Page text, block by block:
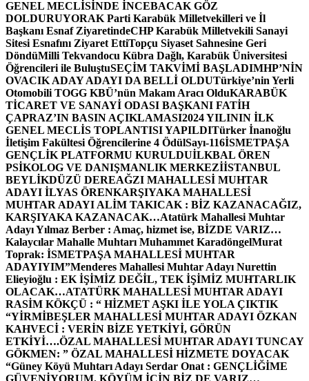
GENEL MECLİSİNDE İNCEBACAK GÖZ
DOLDURUYORAK Parti Karabük Milletvekilleri ve İl
Başkanı Esnaf ZiyaretindeCHP Karabük Milletvekili Sanayi
Sitesi Esnafını Ziyaret EttiTopçu Siyaset Sahnesine Geri
DöndüMilli Tekvandocu Kübra Dağlı, Karabük Üniversitesi
Öğrencileri ile BuluştuSEÇİM TAKVİMİ BAŞLADIMHP’NİN
OVACIK ADAY ADAYI DA BELLİ OLDUTürkiye’nin Yerli
Otomobili TOGG KBÜ’nün Makam Aracı OlduKARABÜK
TİCARET VE SANAYİ ODASI BAŞKANI FATİH
ÇAPRAZ’IN BASIN AÇIKLAMASI2024 YILININ İLK
GENEL MECLİS TOPLANTISI YAPILDITürker İnanoğlu
İletişim Fakültesi Öğrencilerine 4 ÖdülSayı-116İSMETPAŞA
GENÇLİK PLATFORMU KURULDUİLKBAL ÖREN
PSİKOLOG VE DANIŞMANLIK MERKEZİİSTANBUL
BEYLİKDÜZÜ DEREAĞZI MAHALLESİ MUHTAR
ADAYI İLYAS ÖRENKARŞIYAKA MAHALLESİ
MUHTAR ADAYI ALİM TAKICAK : BİZ KAZANACAĞIZ,
KARŞIYAKA KAZANACAK…Atatürk Mahallesi Muhtar
Adayı Yılmaz Berber : Amaç, hizmet ise, BİZDE VARIZ…
Kalaycılar Mahalle Muhtarı Muhammet KaradöngelMurat
Toprak: İSMETPAŞA MAHALLESİ MUHTAR
ADAYIYIM”Menderes Mahallesi Muhtar Adayı Nurettin
Elieyioğlu : EK İŞİMİZ DEĞİL, TEK İŞİMİZ MUHTARLIK
OLACAK…ATATÜRK MAHALLESİ MUHTAR ADAYI
RASİM KÖKÇÜ : “ HİZMET AŞKI İLE YOLA ÇIKTIK
“YİRMİBEŞLER MAHALLESİ MUHTAR ADAYI ÖZKAN
KAHVECİ : VERİN BİZE YETKİYİ, GÖRÜN
ETKİYİ….ÖZAL MAHALLESİ MUHTAR ADAYI TUNCAY
GÖKMEN: ” ÖZAL MAHALLESİ HİZMETE DOYACAK
“Güney Köyü Muhtarı Adayı Serdar Onat : GENÇLİĞİME
GÜVENİYORUM. KÖYÜM İÇİN BİZ DE VARIZ…